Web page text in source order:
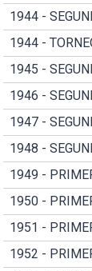
1944 -
1944 -
1945 -
1946 -
1947 -
1948 -
1949 -
1950 -
1951 -
1952 -